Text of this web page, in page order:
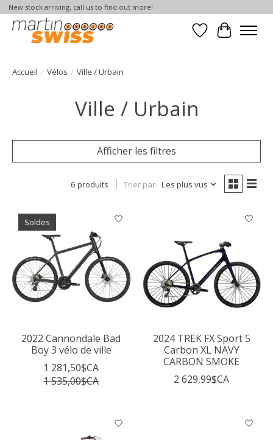
New stock arriving, call us to find out more!
Liste dePanier
Accueil / Vélos / Ville / Urbain
Ville / Urbain
Afficher les filtres
6 produits Trier par Les plus vus
Soldes
2022 Cannondale Bad
Boy 3 vélo de ville
1 281,50$CA
1 535,00$CA
2024 TREK FX Sport 5
Carbon XL NAVY
CARBON SMOKE
2 629,99$CA